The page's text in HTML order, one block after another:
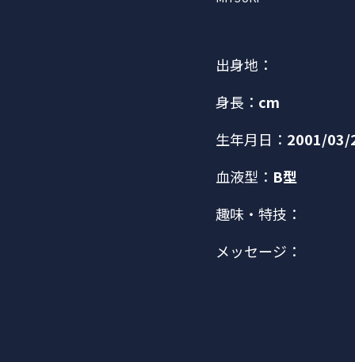
出身地：
身長： cm
生年月日： 2001/03/
血液型： B型
趣味・特技：
メッセージ：